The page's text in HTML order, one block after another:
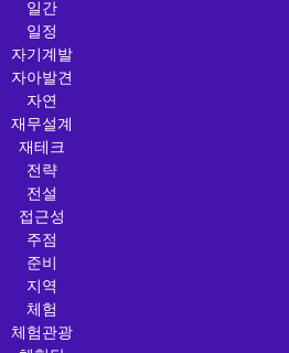
일간
일정
자기계발
자아발견
자연
재무설계
재테크
전략
전설
접근성
주점
준비
지역
체험
체험관광